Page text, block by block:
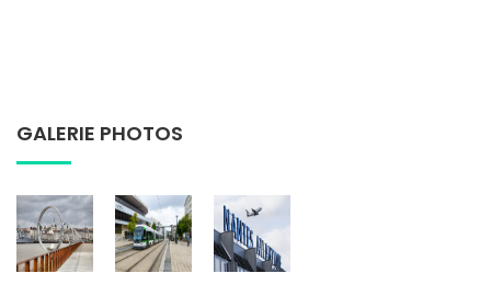
GALERIE PHOTOS